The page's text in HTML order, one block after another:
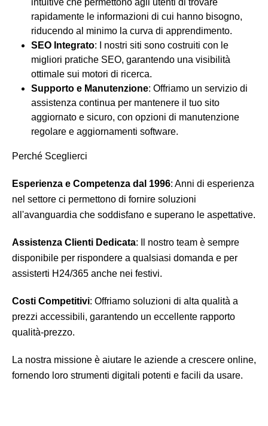
intuitive che permettono agli utenti di trovare
rapidamente le informazioni di cui hanno bisogno,
riducendo al minimo la curva di apprendimento.
SEO Integrato: I nostri siti sono costruiti con le
migliori pratiche SEO, garantendo una visibilità
ottimale sui motori di ricerca.
Supporto e Manutenzione: Offriamo un servizio di
assistenza continua per mantenere il tuo sito
aggiornato e sicuro, con opzioni di manutenzione
regolare e aggiornamenti software.
Perché Sceglierci
Esperienza e Competenza dal 1996: Anni di esperienza
nel settore ci permettono di fornire soluzioni
all'avanguardia che soddisfano e superano le aspettative.
Assistenza Clienti Dedicata: Il nostro team è sempre
disponibile per rispondere a qualsiasi domanda e per
assisterti H24/365 anche nei festivi.
Costi Competitivi: Offriamo soluzioni di alta qualità a
prezzi accessibili, garantendo un eccellente rapporto
qualità-prezzo.
La nostra missione è aiutare le aziende a crescere online,
fornendo loro strumenti digitali potenti e facili da usare.